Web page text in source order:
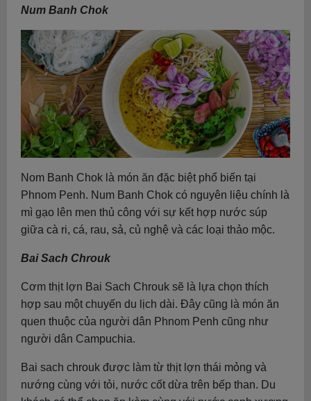
Num Banh Chok
Nom Banh Chok là món ăn đặc biệt phổ biến tại
Phnom Penh. Num Banh Chok có nguyên liệu chính là
mì gạo lên men thủ công với sự kết hợp nước súp
giữa cà ri, cá, rau, sả, củ nghệ và các loại thảo mộc.
Bai Sach Chrouk
Cơm thịt lợn Bai Sach Chrouk sẽ là lựa chọn thích
hợp sau một chuyến du lịch dài. Đây cũng là món ăn
quen thuộc của người dân Phnom Penh cũng như
người dân Campuchia.
Bai sach chrouk được làm từ thịt lợn thái mỏng và
nướng cùng với tỏi, nước cốt dừa trên bếp than. Du